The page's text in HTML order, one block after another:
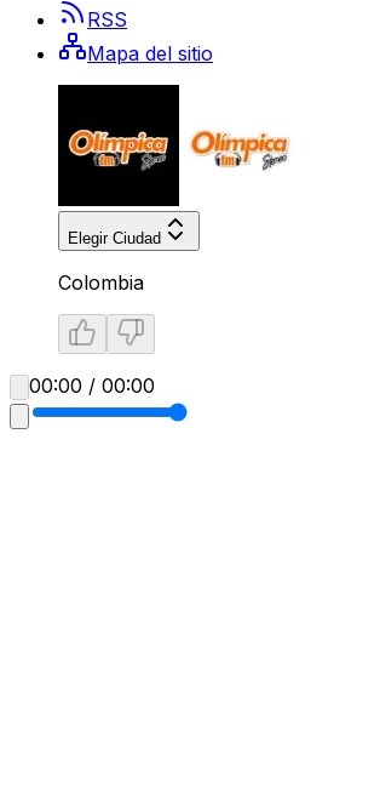
RSS
Mapa del sitio
Elegir Ciudad
Colombia
00:00 / 00:00